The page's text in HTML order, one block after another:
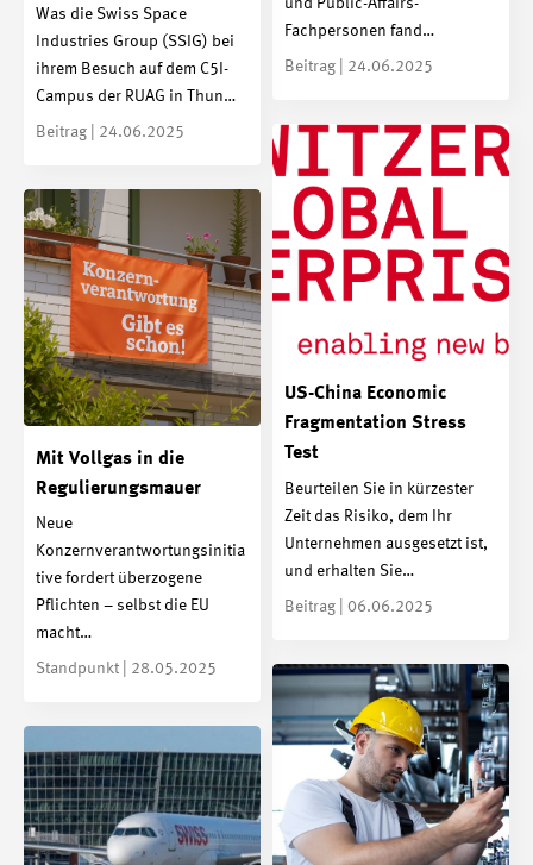
und Public-Affairs-
Fachpersonen fand…
Beitrag | 24.06.2025
Was die Swiss Space
Industries Group (SSIG) bei
ihrem Besuch auf dem C5I-
Campus der RUAG in Thun…
Beitrag | 24.06.2025
US-China Economic
Fragmentation Stress
Test
Beurteilen Sie in kürzester
Zeit das Risiko, dem Ihr
Unternehmen ausgesetzt ist,
und erhalten Sie…
Beitrag | 06.06.2025
Mit Vollgas in die
Regulierungsmauer
Neue
Konzernverantwortungsinitia
tive fordert überzogene
Pflichten – selbst die EU
macht…
Standpunkt | 28.05.2025